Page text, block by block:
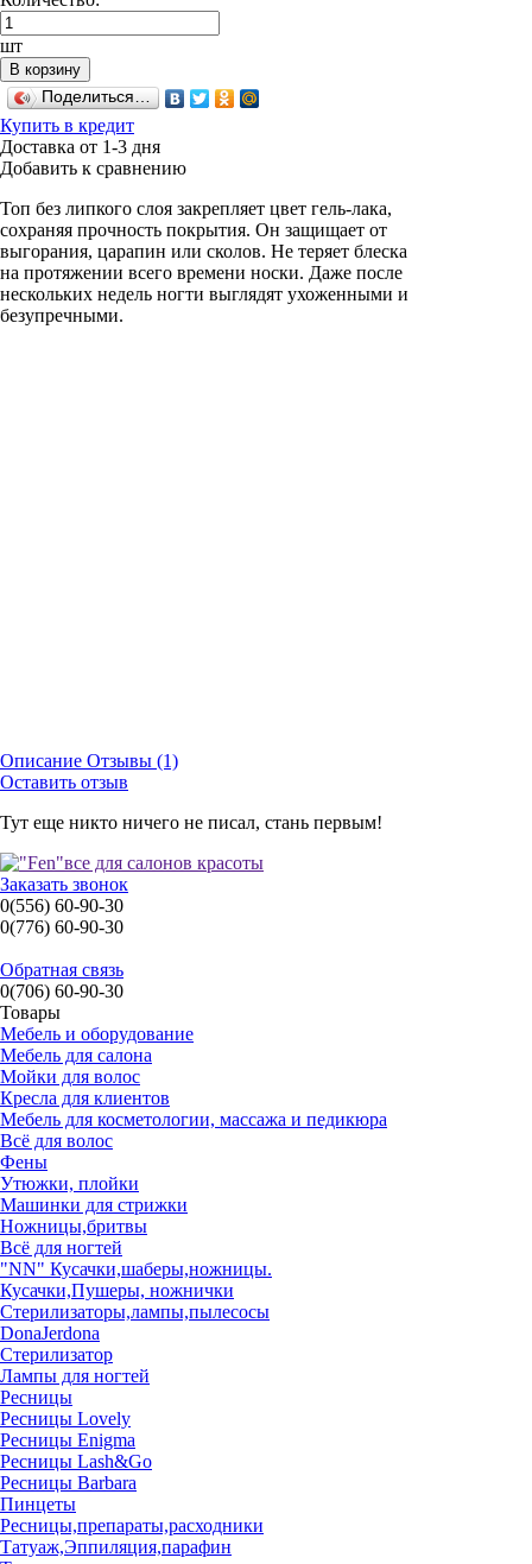
шт
В корзину
Поделиться…
Купить в кредит
Доставка от 1-3 дня
Добавить к сравнению
Топ без липкого слоя закрепляет цвет гель-лака,
сохраняя прочность покрытия. Он защищает от
выгорания, царапин или сколов. Не теряет блеска
на протяжении всего времени носки. Даже после
нескольких недель ногти выглядят ухоженными и
безупречными.
Описание Отзывы (1)
Оставить отзыв
Тут еще никто ничего не писал, стань первым!
Заказать звонок
0(556) 60-90-30
0(776) 60-90-30
Обратная связь
0(706) 60-90-30
Товары
Мебель и оборудование
Мебель для салона
Мойки для волос
Кресла для клиентов
Мебель для косметологии, массажа и педикюра
Всё для волос
Фены
Утюжки, плойки
Машинки для стрижки
Ножницы,бритвы
Всё для ногтей
"NN" Кусачки,шаберы,ножницы.
Кусачки,Пушеры, ножнички
Стерилизаторы,лампы,пылесосы
DonaJerdona
Стерилизатор
Лампы для ногтей
Ресницы
Ресницы Lovely
Ресницы Enigma
Ресницы Lash&Go
Ресницы Barbara
Пинцеты
Ресницы,препараты,расходники
Татуаж,Эппиляция,парафин